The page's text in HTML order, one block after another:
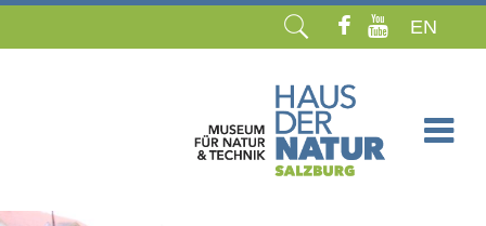
EN
überspringen